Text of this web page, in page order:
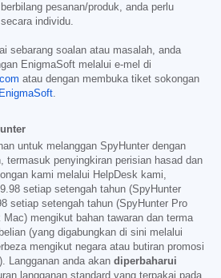
pesanan/produk, anda perlu
individu.
sebarang soalan atau masalah, anda
EnigmaSoft melalui e-mel di
atau dengan membuka tiket sokongan
untuk melanggan SpyHunter dengan
termasuk penyingkiran perisian hasad dan
kami melalui HelpDesk kami,
setiap setengah tahun (SpyHunter
setiap setengah tahun (SpyHunter Pro
mengikut bahan tawaran dan terma
(yang digabungkan di sini melalui
mengikut negara atau butiran promosi
Langganan anda akan diperbaharui
langganan standard yang terpakai pada